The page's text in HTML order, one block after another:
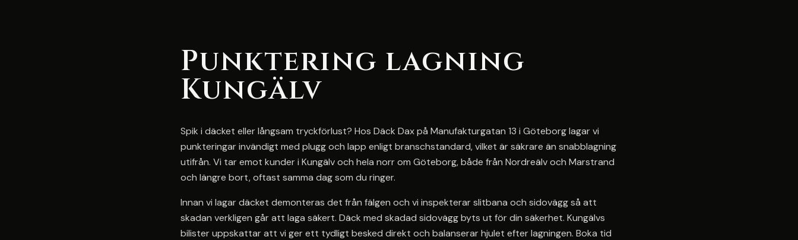
Punktering lagning
Kungälv
Spik i däcket eller långsam tryckförlust? Hos Däck Dax på Manufakturgatan 13 i Göteborg lagar vi
punkteringar invändigt med plugg och lapp enligt branschstandard, vilket är säkrare än snabblagning
utifrån. Vi tar emot kunder i Kungälv och hela norr om Göteborg, både från Nordreälv och Marstrand
och längre bort, oftast samma dag som du ringer.
Innan vi lagar däcket demonteras det från fälgen och vi inspekterar slitbana och sidovägg så att
skadan verkligen går att laga säkert. Däck med skadad sidovägg byts ut för din säkerhet. Kungälvs
bilister uppskattar att vi ger ett tydligt besked direkt och balanserar hjulet efter lagningen. Boka tid